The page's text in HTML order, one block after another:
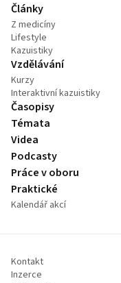
Články
Z medicíny
Lifestyle
Kazuistiky
Vzdělávání
Kurzy
Interaktivní kazuistiky
Časopisy
Témata
Videa
Podcasty
Práce v oboru
Praktické
Kalendář akcí
Kontakt
Inzerce